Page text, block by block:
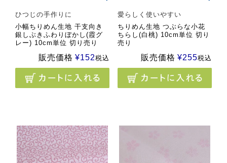
ひつじの手作りに
小幅ちりめん生地 干支向き
銀しぶきふわりぼかし(霞グ
レー) 10cm単位 切り売り
販売価格 ¥152税込
愛らしく使いやすい
ちりめん生地 つぶらな小花
ちらし(白桃) 10cm単位 切り
売り
販売価格 ¥255税込